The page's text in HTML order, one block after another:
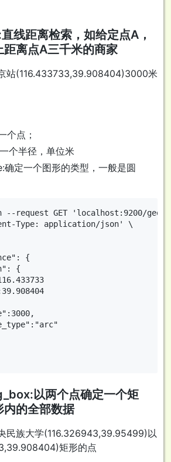
线距离检索，如给定点A，
离点A三千米的商家
站(116.433733,39.908404)3000米
个点；
个半径，单位米
定一个图形的类型，一般是圆
request GET 'localhost:9200/geo/
Type: application/json' \
{
{
以两个点确定一个矩
内的全部数据
民族大学(116.326943,39.95499)以
矩形的点